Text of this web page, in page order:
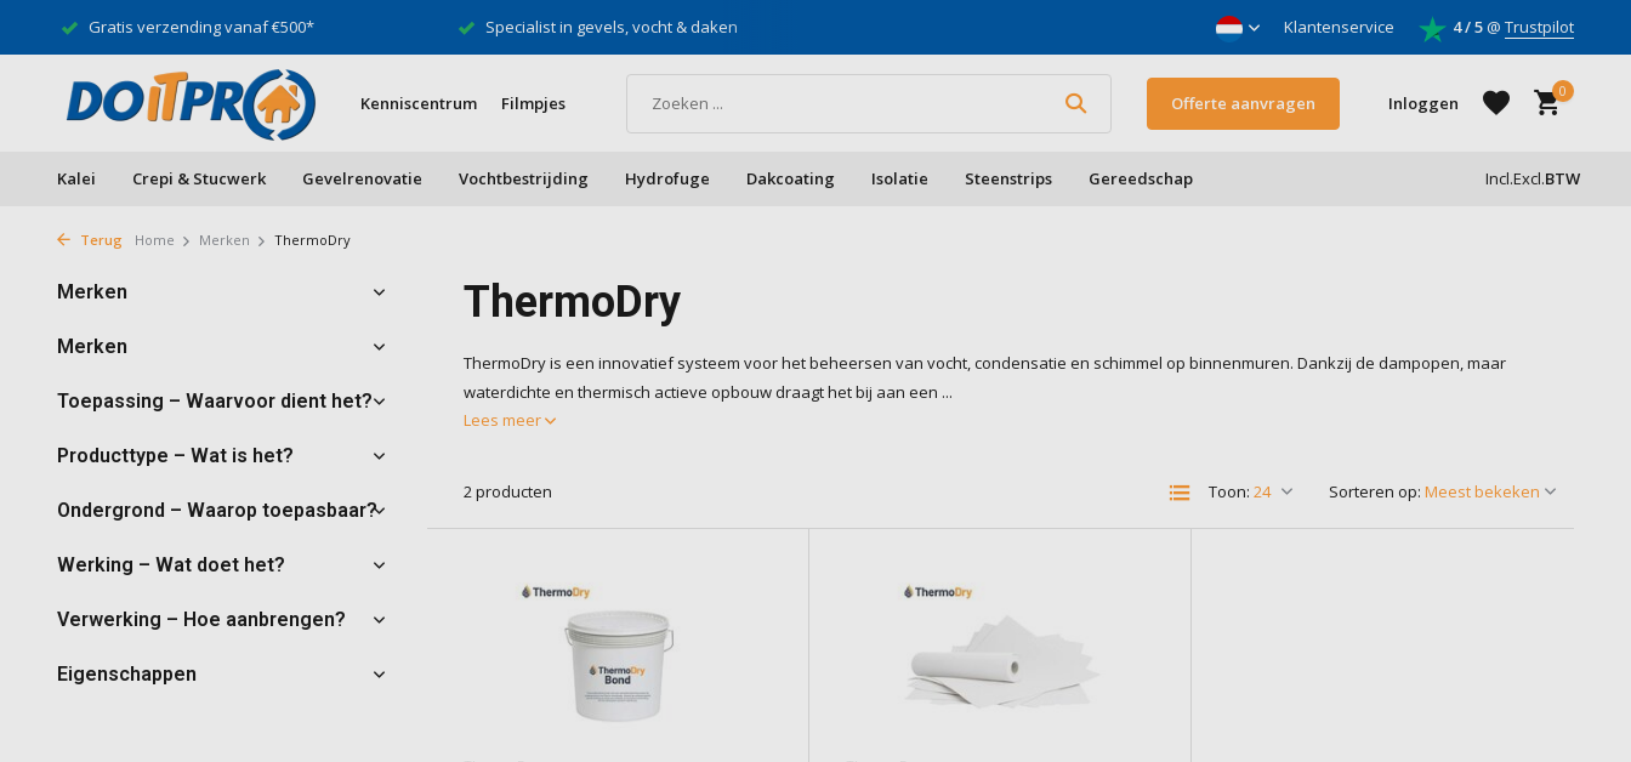
Gratis verzending vanaf €500* Specialist in gevels, vocht & daken Klantenservice 4 / 5@ Trustpilot
Kenniscentrum Filmpjes Offerte aanvragen Inloggen
0
Kalei Crepi & Stucwerk Gevelrenovatie Vochtbestrijding Hydrofuge Dakcoating Isolatie Steenstrips Gereedschap Incl.Excl.BTW
Terug Home Merken ThermoDry
Merken
Merken
Toepassing – Waarvoor dient het?
Producttype – Wat is het?
Ondergrond – Waarop toepasbaar?
Werking – Wat doet het?
Verwerking – Hoe aanbrengen?
Eigenschappen
ThermoDry
ThermoDry is een innovatief systeem voor het beheersen van vocht, condensatie en schimmel op binnenmuren. Dankzij de dampopen, maar
waterdichte en thermisch actieve opbouw draagt het bij aan een ...
Lees meer
2 producten Toon: Sorteren op: